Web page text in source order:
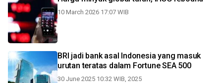
10 March 2026 17:07 WIB
BRI jadi bank asal Indonesia yang masuk
urutan teratas dalam Fortune SEA 500
30 June 2025 10:32 WIB, 2025